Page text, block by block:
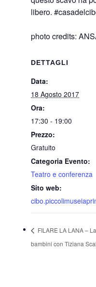
libero.
photo credits:
DETTAGLI
Data:
18 Agosto 2017
Ora:
17:30 - 19:00
Prezzo:
Gratuito
Categoria Evento:
Teatro e conferenza
Sito web:
FILARE LA LANA –
bambini con Tiziana